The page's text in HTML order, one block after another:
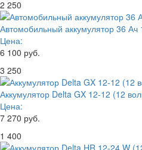
2 250
Автомобильный аккумулятор 36 Ач
Цена:
6 100 руб.
3 250
Аккумулятор Delta GX 12-12 (12
Цена:
7 270 руб.
1 400